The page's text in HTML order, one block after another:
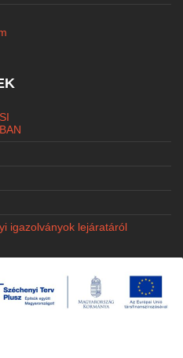
igazolványok lejáratáról
Jacobi Marketing